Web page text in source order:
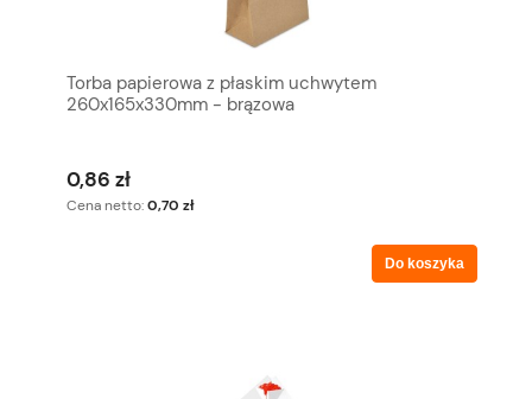
Torba papierowa z płaskim uchwytem
260x165x330mm - brązowa
0,86 zł
Cena netto:0,70 zł
Do koszyka